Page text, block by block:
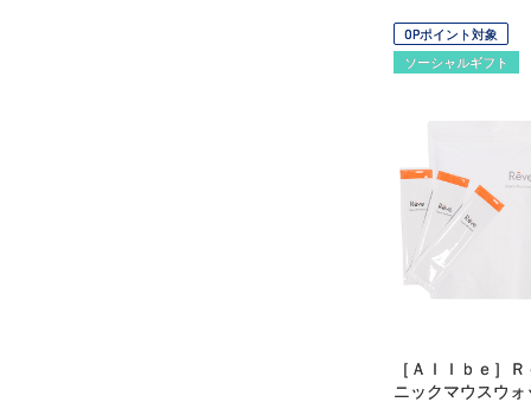
OPポイント対象
ソーシャルギフト
［Ａｌｌｂｅ］
ニックマウスウ